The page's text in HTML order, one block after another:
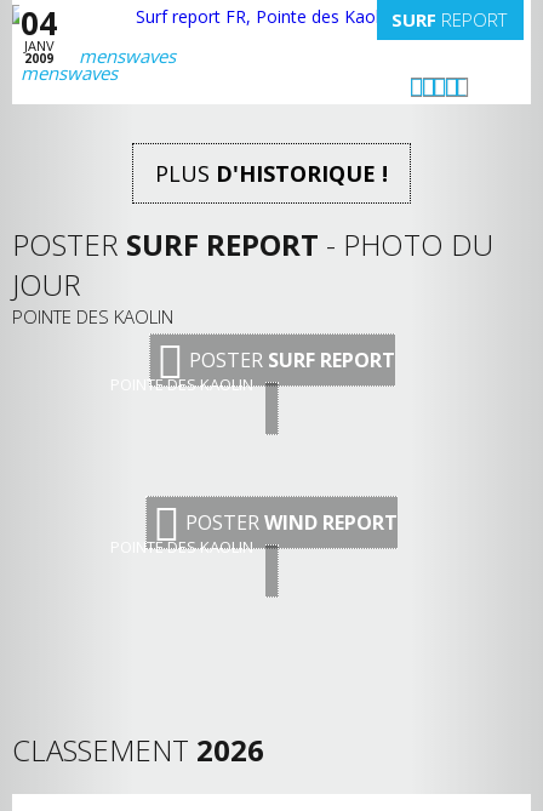
04
JANV
2009
SURF REPORT
menswaves
PLUS D'HISTORIQUE !
POSTER SURF REPORT - PHOTO DU
JOUR
POINTE DES KAOLIN
POSTER SURF REPORT
POINTE DES KAOLIN
POSTERWIND REPORT
POINTE DES KAOLIN
CLASSEMENT 2026